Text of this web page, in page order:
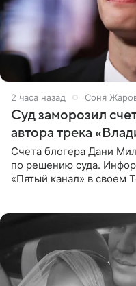
2 часа назад Соня
Суд заморозил
автора трека
Счета блогера Дани
по решению суда.
«Пятый канал» в своем